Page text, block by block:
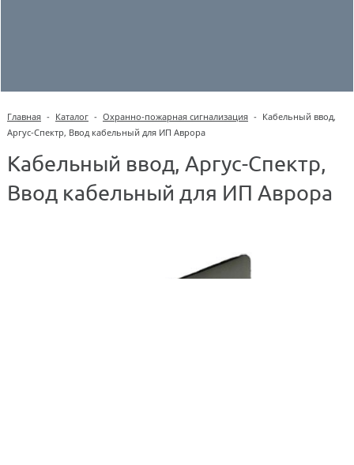
Главная - Каталог - Охранно-пожарная сигнализация - Кабельный ввод,
Аргус-Спектр, Ввод кабельный для ИП Аврора
Кабельный ввод, Аргус-Спектр,
Ввод кабельный для ИП Аврора